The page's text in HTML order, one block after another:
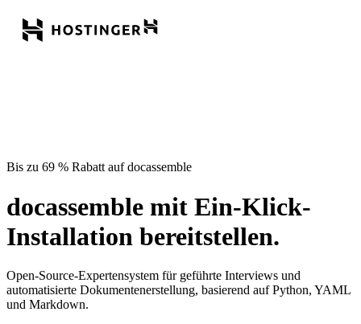
Bis zu 69 % Rabatt auf docassemble
docassemble mit Ein-Klick-
Installation bereitstellen.
Open-Source-Expertensystem für geführte Interviews und
automatisierte Dokumentenerstellung, basierend auf Python, YAML
und Markdown.